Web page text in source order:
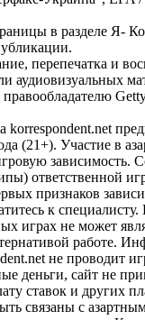
в разделе Я-
перепечатка и
аудиовизуальных
korrespondent.net
(21+). Участие в
зависимость.
ответственной
признаков
к
играх не может
работе.
не проводит
деньги, сайт не
ставок и других
связаны с